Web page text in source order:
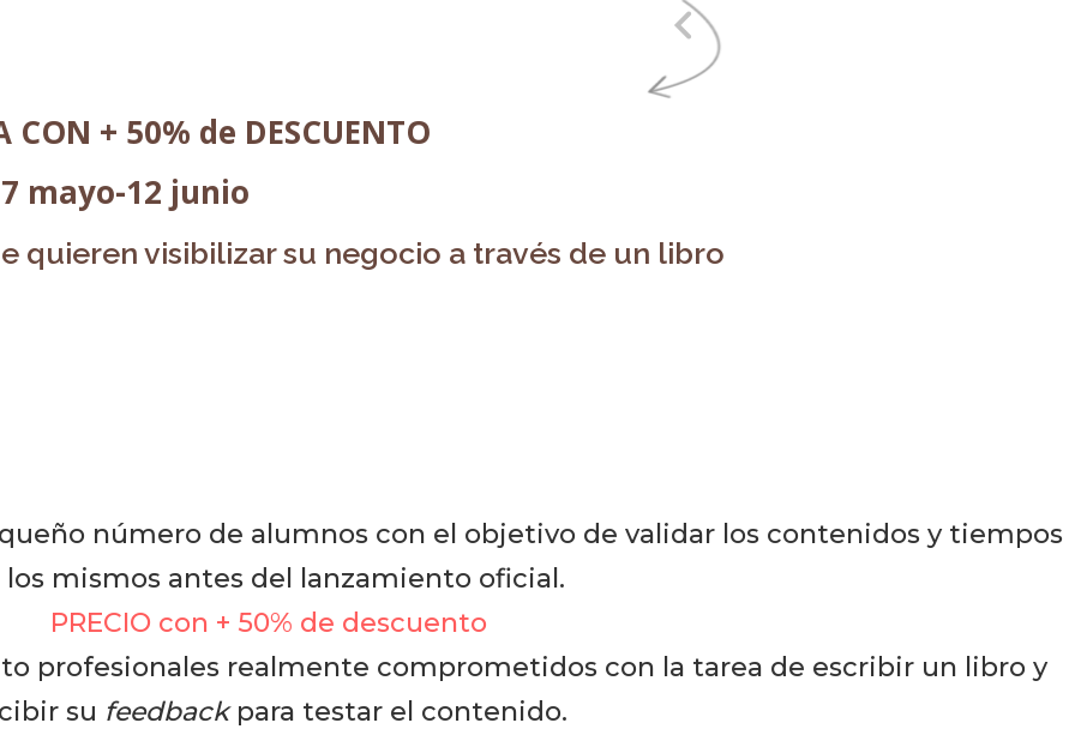
CON + 50% de DESCUENTO
7 mayo-12 junio
quieren visibilizar su negocio a través de un libro
número de alumnos con el objetivo de validar los contenidos y tiempos
los mismos antes del lanzamiento oficial.
PRECIO con + 50% de descuento
profesionales realmente comprometidos con la tarea de escribir un libro y
su feedback para testar el contenido.